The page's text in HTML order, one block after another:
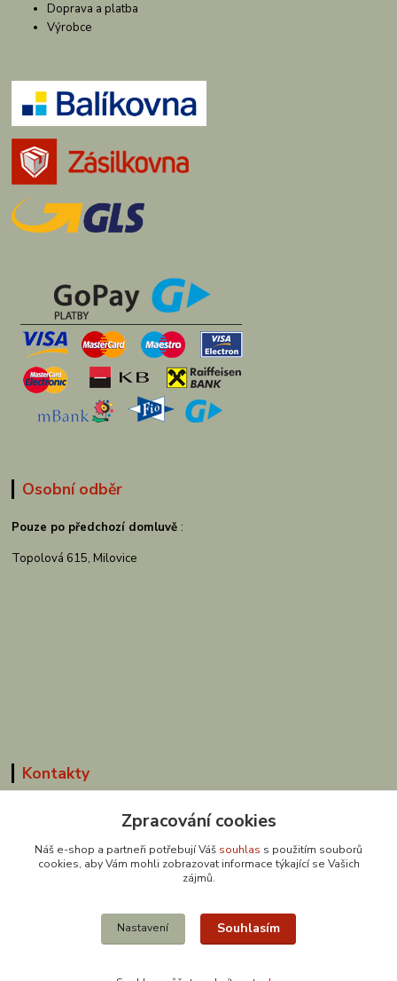
Doprava a platba
Výrobce
Osobní odběr
Pouze po předchozí domluvě :
Topolová 615, Milovice
Kontakty
obchod@zuzishop.cz
Zpracování cookies
Náš e-shop a partneři potřebují Váš souhlas s použitím souborů
cookies, aby Vám mohli zobrazovat informace týkající se Vašich
zájmů.
Nastavení Souhlasím